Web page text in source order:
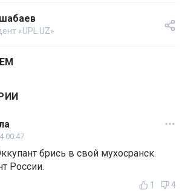
«UPL.UZ»
00:47
брись в свой мухосранск.
России.
1 4